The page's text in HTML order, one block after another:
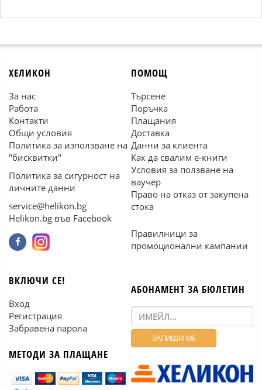
ХЕЛИКОН
За нас
Работа
Контакти
Общи условия
Политика за използване на
"бисквитки"
Политика за сигурност на
личните данни
service@helikon.bg
Helikon.bg във Facebook
ПОМОЩ
Търсене
Поръчка
Плащания
Доставка
Данни за клиента
Как да свалим е-книги
Условия за ползване на
ваучер
Право на отказ от закупена
стока
Правилници за
промоционални кампании
ВКЛЮЧИ СЕ!
Вход
Регистрация
Забравена парола
МЕТОДИ ЗА ПЛАЩАНЕ
АБОНАМЕНТ ЗА БЮЛЕТИН